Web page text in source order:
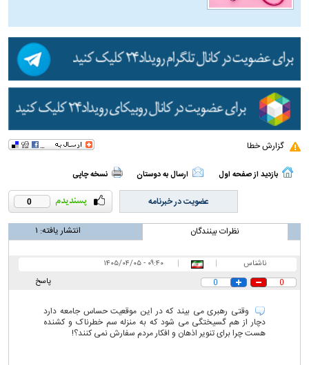
گزارش خطا
بازدید از صفحه اول ارسال به دوستان نسخه چاپی
0 عضویت در خبرنامه
نظرات بینندگان انتشار یافته: ۱
ناشناس |
|
۰۹:۴۰ - ۱۴۰۵/۰۴/۰۵
پاسخ
0
0
وقتی رهبری می بیند که در این موقعیت حساس جامعه دارد
دچار از هم گسیختگی می شود که به منزله سم خطرناک و کشنده
هست چرا برای تنویر اذهان و افکار مردم سفارش نمی کنند؟!